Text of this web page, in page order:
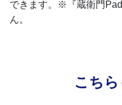
できます。※『蔵衛門
ん。
こち